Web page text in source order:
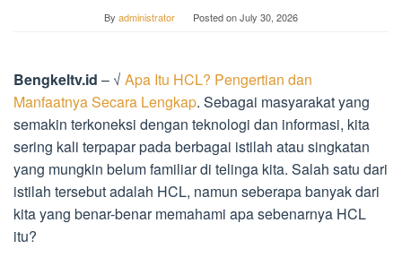
By administrator Posted onJuly 30, 2026
Bengkeltv.id – √ Apa Itu HCL? Pengertian dan
Manfaatnya Secara Lengkap. Sebagai masyarakat yang
semakin terkoneksi dengan teknologi dan informasi, kita
sering kali terpapar pada berbagai istilah atau singkatan
yang mungkin belum familiar di telinga kita. Salah satu dari
istilah tersebut adalah HCL, namun seberapa banyak dari
kita yang benar-benar memahami apa sebenarnya HCL
itu?